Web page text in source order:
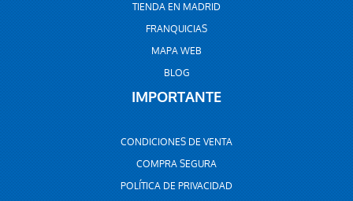
TIENDA EN MADRID
FRANQUICIAS
MAPA WEB
BLOG
IMPORTANTE
CONDICIONES DE VENTA
COMPRA SEGURA
POLÍTICA DE PRIVACIDAD